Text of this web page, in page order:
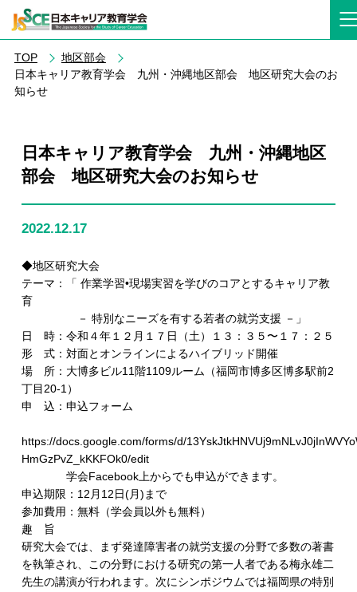
TOP
地区部会
日本キャリア教育学会 九州・沖縄地区部会 地区研究大会のお
知らせ
日本キャリア教育学会 九州・沖縄地区
部会 地区研究大会のお知らせ
2022.12.17
◆地区研究大会
テーマ：「 作業学習•現場実習を学びのコアとするキャリア教
育
－ 特別なニーズを有する若者の就労支援 －」
日 時：令和４年１２月１７日（土）１３：３５〜１７：２５
形 式：対面とオンラインによるハイブリッド開催
場 所：大博多ビル11階1109ルーム（福岡市博多区博多駅前2
丁目20-1）
申 込：申込フォーム
https://docs.google.com/forms/d/
HmGzPvZ_kKKFOk0/edit
学会Facebook上からでも申込ができます。
申込期限：12月12日(月)まで
参加費用：無料（学会員以外も無料）
趣 旨
研究大会では、まず発達障害者の就労支援の分野で多数の著書
を執筆され、この分野における研究の第一人者である梅永雄二
先生の講演が行われます。次にシンポジウムでは福岡県の特別